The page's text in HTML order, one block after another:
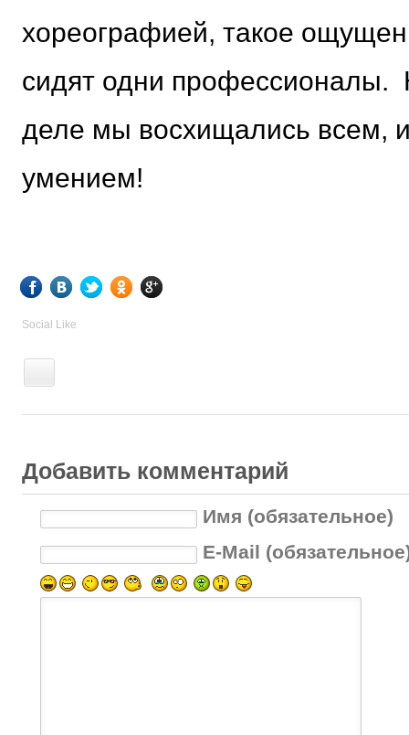
хореографией, такое
сидят одни профессионалы.
деле мы восхищались всем,
умением!
Social Like
Добавить комментарий
Имя (обязательное)
E-Mail